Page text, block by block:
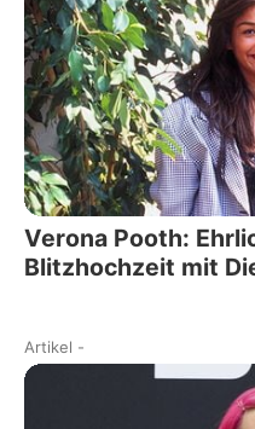
Verona Pooth:
Blitzhochzeit mit
Artikel -